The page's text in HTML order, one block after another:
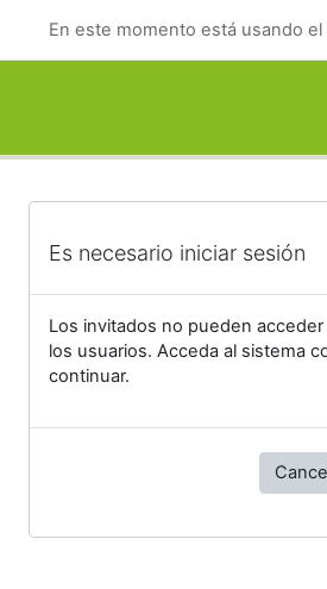
En este momento está usando
Es necesario iniciar sesión
Los invitados no pueden
los usuarios. Acceda al sistema
continuar.